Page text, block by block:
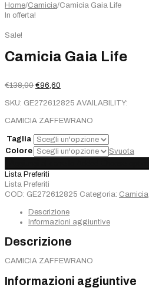
Home/Camicia/Camicia Gaia Life
In offerta!
Sale!
Camicia Gaia Life
€138,00 Il
originale
€138,00.
€96,60
attuale
€96,60.
SKU: GE272612825 AVAILABILITY:
CAMICIA ZAFFEWRANO
Taglia
Colore
Svuota
Gaia
Life
quantità
Lista Preferiti
Lista Preferiti
COD: GE272612825 Categoria: Camicia
Descrizione
Informazioni aggiuntive
Descrizione
CAMICIA ZAFFEWRANO
Informazioni aggiuntive